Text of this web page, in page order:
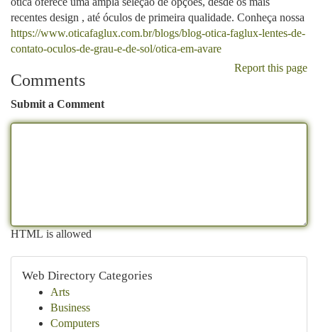
recentes design , até óculos de primeira qualidade. Conheça nossa
https://www.oticafaglux.com.br/blogs/blog-otica-faglux-lentes-de-
contato-oculos-de-grau-e-de-sol/otica-em-avare
Report this page
Comments
Submit a Comment
HTML is allowed
Web Directory Categories
Arts
Business
Computers